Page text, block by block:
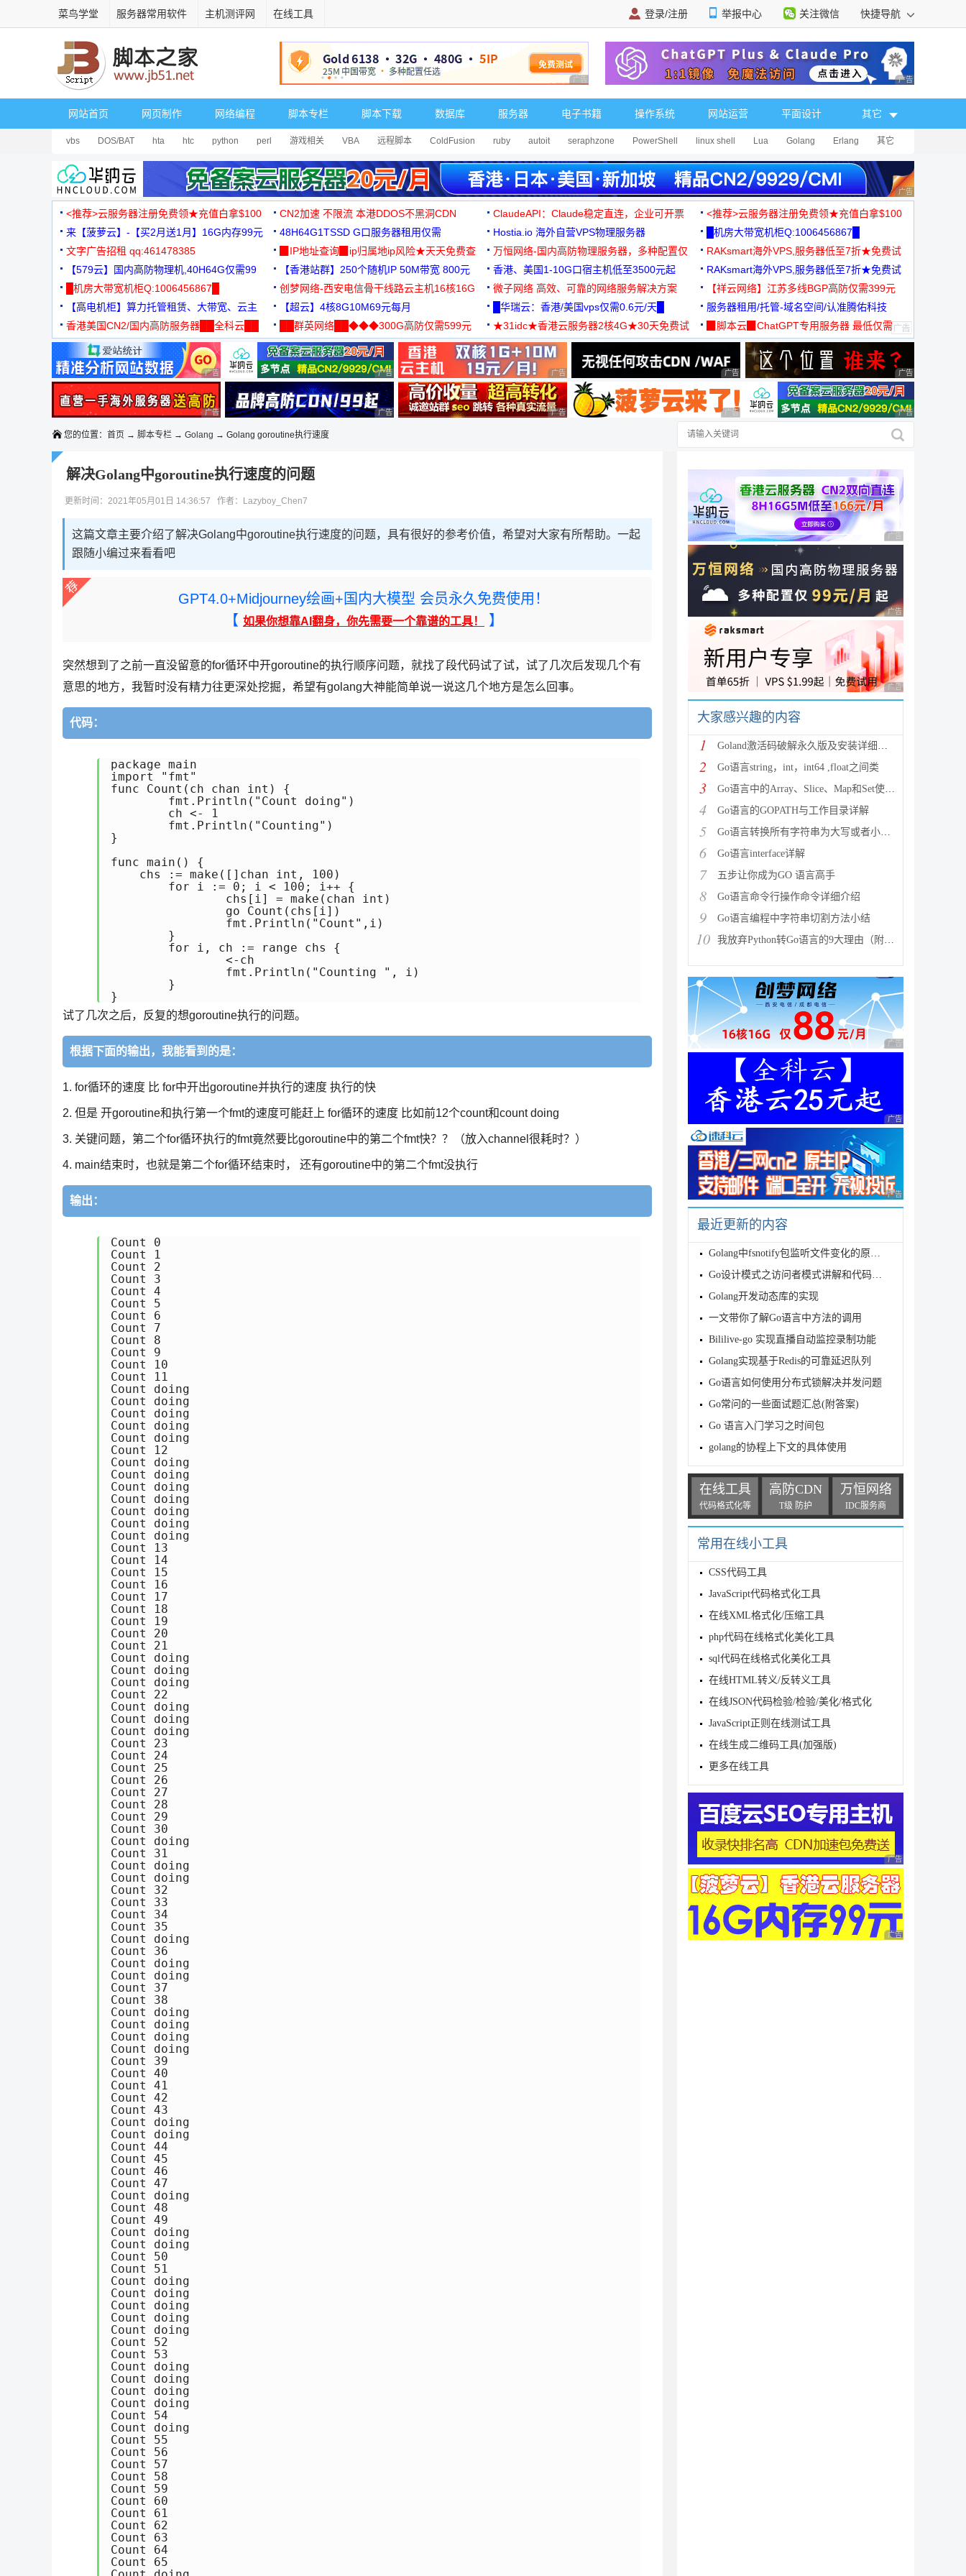
菜鸟学堂 服务器常用软件 主机测评网 在线工具 登录/注册 举报中心 关注微信 快捷导航
广告 商业广告，理性选择 广告 商业广告，理
网站首页 网页制作 网络编程 脚本专栏 脚本下载 数据库 服务器 电子书籍 操作系统 网站运营 平面设计 其它
vbs DOS/BAT hta htc python perl 游戏相关 VBA 远程脚本 ColdFusion ruby autoit seraphzone PowerShell linux shell Lua Golang Erlang 其它
广告 商业广告，理
<推荐>云服务器注册免费领★充值白拿$100 CN2加速 不限流 本港DDOS不黑洞CDN ClaudeAPI：Claude稳定直连，企业可开票
<推荐>云服务器注册免费领★充值白拿$100
来【菠萝云】-【买2月送1月】16G内存99元
48H64G1TSSD G口服务器租用仅需
3000+可免费测试
Hostia.io 海外自营VPS物理服务器
█机房大带宽机柜Q:1006456867█
文字广告招租 qq:461478385
▉IP地址查询▉ip归属地ip风险★天天免费查
万恒网络-国内高防物理服务器，多种配置仅
99元/月起
RAKsmart海外VPS,服务器低至7折★免费试
用★
【579云】国内高防物理机,40H64G仅需99
元
【香港站群】250个随机IP 50M带宽 800元 香港、美国1-10G口宿主机低至3500元起
RAKsmart海外VPS,服务器低至7折★免费试
用★
█机房大带宽机柜Q:1006456867█
创梦网络-西安电信骨干线路云主机16核16G
88元/月
微子网络 高效、可靠的网络服务解决方案
【祥云网络】江苏多线BGP高防仅需399元
【高电机柜】算力托管租赁、大带宽、云主
机
【超云】4核8G10M69元每月 █华瑞云：香港/美国vps仅需0.6元/天█
服务器租用/托管-域名空间/认准腾佑科技
香港美国CN2/国内高防服务器██全科云██
██群英网络██◆◆◆300G高防仅需599元
◆◆◆
★31idc★香港云服务器2核4G★30天免费试
用◆
▉脚本云▉ChatGPT专用服务器 最低仅需
19元/月
广告 商业广告，理性选择 广告 商业广告，理性选择 广告 商业广告，理性选择 广告 商业广告，理性选择 广告 商业广告，理
广告 商业广告，理性选择 广告 商业广告，理性选择 广告 商业广告，理性选择 广告 商业广告，理性选择 广告 商业广告，理
您的位置： 首页 → 脚本专栏 → Golang → Golang goroutine执行速度
解决Golang中goroutine执行速度的问题
更新时间：2021年05月01日 14:36:57 作者：Lazyboy_Chen7
这篇文章主要介绍了解决Golang中goroutine执行速度的问题，具有很好的参考价值，希望对大家有所帮助。一起
跟随小编过来看看吧
GPT4.0+Midjourney绘画+国内大模型 会员永久免费使用！
【 如果你想靠AI翻身，你先需要一个靠谱的工具！ 】
突然想到了之前一直没留意的for循环中开goroutine的执行顺序问题，就找了段代码试了试，试了几次后发现几个有
意思的地方，我暂时没有精力往更深处挖掘，希望有golang大神能简单说一说这几个地方是怎么回事。
代码：
package main
import "fmt"
func Count(ch chan int) {
}
func main() {
    chs := make([]chan int, 100)
}
试了几次之后，反复的想goroutine执行的问题。
根据下面的输出，我能看到的是：
1. for循环的速度 比 for中开出goroutine并执行的速度 执行的快
2. 但是 开goroutine和执行第一个fmt的速度可能赶上 for循环的速度 比如前12个count和count doing
3. 关键问题，第二个for循环执行的fmt竟然要比goroutine中的第二个fmt快？？（放入channel很耗时？）
4. main结束时，也就是第二个for循环结束时， 还有goroutine中的第二个fmt没执行
输出：
Count 0
Count 1
Count 2
Count 3
Count 4
Count 5
Count 6
Count 7
Count 8
Count 9
Count 10
Count 11
Count doing
Count doing
Count doing
Count doing
Count doing
Count 12
Count doing
Count doing
Count doing
Count doing
Count doing
Count doing
Count doing
Count 13
Count 14
Count 15
Count 16
Count 17
Count 18
Count 19
Count 20
Count 21
Count doing
Count doing
Count doing
Count 22
Count doing
Count doing
Count doing
Count 23
Count 24
Count 25
Count 26
Count 27
Count 28
Count 29
Count 30
Count doing
Count 31
Count doing
Count doing
Count 32
Count 33
Count 34
Count 35
Count doing
Count 36
Count doing
Count doing
Count 37
Count 38
Count doing
Count doing
Count doing
Count doing
Count 39
Count 40
Count 41
Count 42
Count 43
Count doing
Count doing
Count 44
Count 45
Count 46
Count 47
Count doing
Count 48
Count 49
Count doing
Count doing
Count 50
Count 51
Count doing
Count doing
Count doing
Count doing
Count doing
Count 52
Count 53
Count doing
Count doing
Count doing
Count doing
Count 54
Count doing
Count 55
Count 56
Count 57
Count 58
Count 59
Count 60
Count 61
Count 62
Count 63
Count 64
Count 65
广告 商业广告，理性
广告 商业广告，理性
广告 商业广告，理性
大家感兴趣的内容
1 Goland激活码破解永久版及安装详细教程(亲测可以)
2 Go语言string，int，int64 ,float之间类
3 Go语言中的Array、Slice、Map和Set使用详解
4 Go语言的GOPATH与工作目录详解
5 Go语言转换所有字符串为大写或者小写的方法
6 Go语言interface详解
7 五步让你成为GO 语言高手
8 Go语言命令行操作命令详细介绍
9 Go语言编程中字符串切割方法小结
10 我放弃Python转Go语言的9大理由（附优秀书籍推荐）
广告 商业广告，理性
广告 商业广告，理性
广告 商业广告，理性
最近更新的内容
Golang中fsnotify包监听文件变化的原理详解
Go设计模式之访问者模式讲解和代码示例
Golang开发动态库的实现
一文带你了解Go语言中方法的调用
Bililive-go 实现直播自动监控录制功能
Golang实现基于Redis的可靠延迟队列
Go语言如何使用分布式锁解决并发问题
Go常问的一些面试题汇总(附答案)
Go 语言入门学习之时间包
golang的协程上下文的具体使用
在线工具
代码格式化等
高防CDN
T级 防护
万恒网络
IDC服务商
常用在线小工具
CSS代码工具
JavaScript代码格式化工具
在线XML格式化/压缩工具
php代码在线格式化美化工具
sql代码在线格式化美化工具
在线HTML转义/反转义工具
在线JSON代码检验/检验/美化/格式化
JavaScript正则在线测试工具
在线生成二维码工具(加强版)
更多在线工具
广告 商业广告，理性
广告 商业广告，理性